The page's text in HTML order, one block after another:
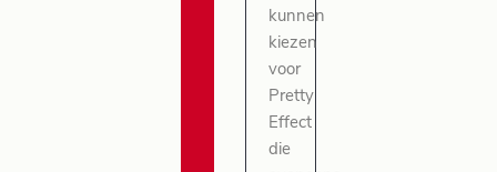
kunnen
kiezen
voor
Pretty
Effect
die